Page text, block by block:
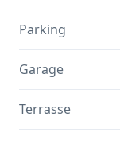
Parking
Garage
Terrasse